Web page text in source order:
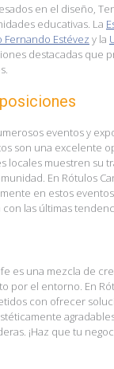
en el diseño,
educativas. La
Estévez y la
destacadas que
eventos y
son una excelente
locales muestren su
En Rótulos
en estos
las últimas
es una mezcla de
por el entorno. En
con ofrecer
¡Haz que tu